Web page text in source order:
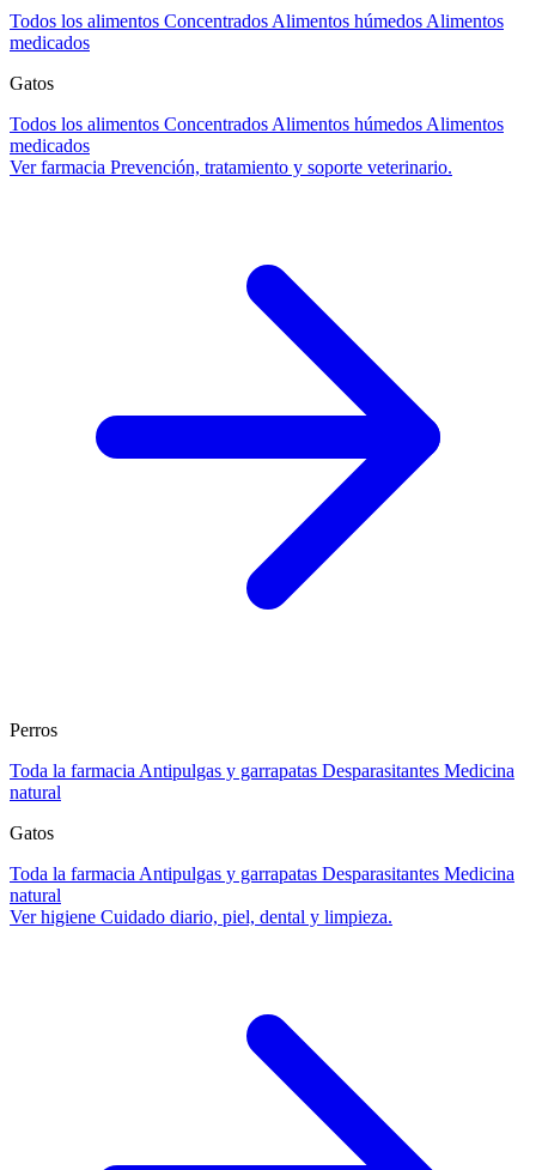
Todos los alimentos Concentrados Alimentos húmedos Alimentos
medicados
Gatos
Todos los alimentos Concentrados Alimentos húmedos Alimentos
medicados
Ver farmacia Prevención, tratamiento y soporte veterinario.
Perros
Toda la farmacia Antipulgas y garrapatas Desparasitantes Medicina
natural
Gatos
Toda la farmacia Antipulgas y garrapatas Desparasitantes Medicina
natural
Ver higiene Cuidado diario, piel, dental y limpieza.